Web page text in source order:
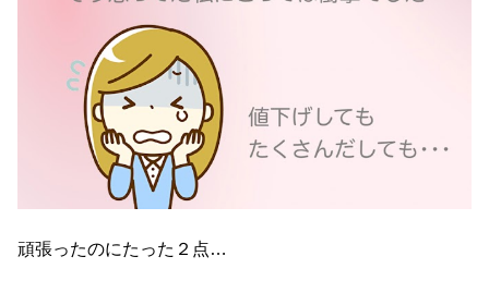
頑張ったのにたった２点…